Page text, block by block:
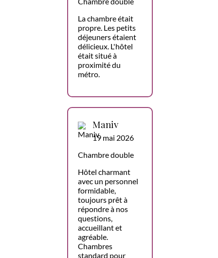
La chambre était
propre. Les petits
déjeuners étaient
délicieux. L'hôtel
était situé à
proximité du
métro.
Maniv
19 mai 2026
Chambre double
Hôtel charmant
avec un personnel
formidable,
toujours prêt à
répondre à nos
questions,
accueillant et
agréable.
Chambres
standard pour